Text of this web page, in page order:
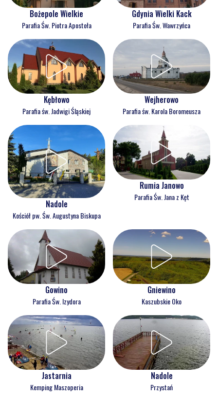
Bożepole Wielkie
Parafia Św. Piotra Apostoła
Gdynia Wielki Kack
Parafia Św. Wawrzyńca
Kębłowo
Parafia św. Jadwigi Śląskiej
Wejherowo
Parafia św. Karola Boromeusza
Nadole
Kościół pw. Św. Augustyna Biskupa
Rumia Janowo
Parafia Św. Jana z Kęt
Gowino
Parafia Św. Izydora
Gniewino
Kaszubskie Oko
Jastarnia
Kemping Maszoperia
Nadole
Przystań